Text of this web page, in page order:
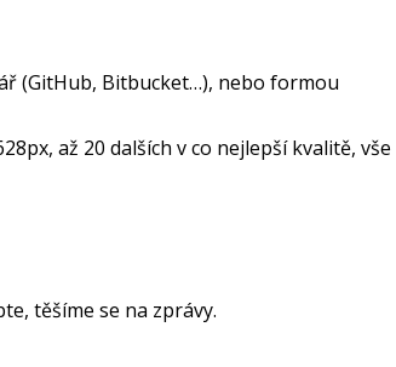
(GitHub, Bitbucket…), nebo formou
až 20 dalších v co nejlepší kvalitě, vše
těšíme se na zprávy.